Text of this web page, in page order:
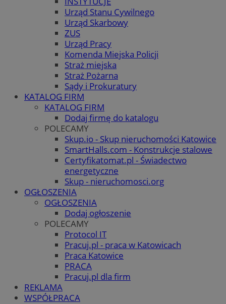
Urząd Stanu Cywilnego
Urząd Skarbowy
ZUS
Urząd Pracy
Komenda Miejska Policji
Straż miejska
Straż Pożarna
Sądy i Prokuratury
KATALOG FIRM
KATALOG FIRM
Dodaj firmę do katalogu
POLECAMY
Skup.io - Skup nieruchomości Katowice
SmartHalls.com - Konstrukcje stalowe
Certyfikatomat.pl - Świadectwo
energetyczne
Skup - nieruchomosci.org
OGŁOSZENIA
OGŁOSZENIA
Dodaj ogłoszenie
POLECAMY
Protocol IT
Pracuj.pl - praca w Katowicach
Praca Katowice
PRACA
Pracuj.pl dla firm
REKLAMA
WSPÓŁPRACA